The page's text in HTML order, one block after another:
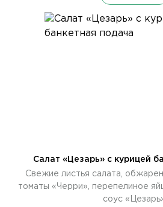
Салат «Цезарь» с курицей
Свежие листья салата,
томаты «Черри», перепелиное
соус